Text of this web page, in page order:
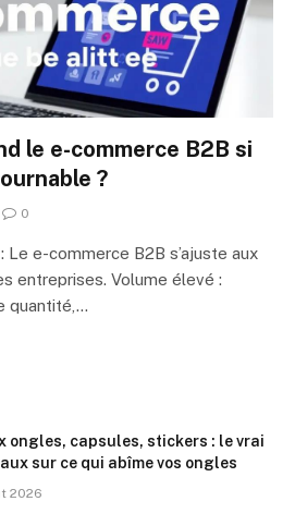
le e-commerce B2B si
?
0
Le e-commerce B2B s’ajuste aux
entreprises. Volume élevé :
quantité,…
ongles, capsules, stickers : le vrai
sur ce qui abîme vos ongles
2026